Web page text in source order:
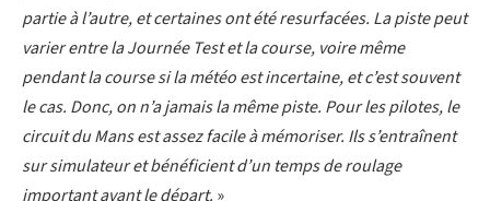
partie à l’autre, et certaines ont été resurfacées. La piste peut
varier entre la Journée Test et la course, voire même
pendant la course si la météo est incertaine, et c’est souvent
le cas. Donc, on n’a jamais la même piste. Pour les pilotes, le
circuit du Mans est assez facile à mémoriser. Ils s’entraînent
sur simulateur et bénéficient d’un temps de roulage
important avant le départ. »